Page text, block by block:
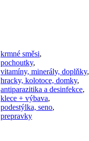
krmné směsi,
pochoutky,
vitamíny, minerály, doplňky,
hracky, kolotoce, domky,
antiparazitika a desinfekce,
klece + výbava,
podestýlka, seno,
prepravky